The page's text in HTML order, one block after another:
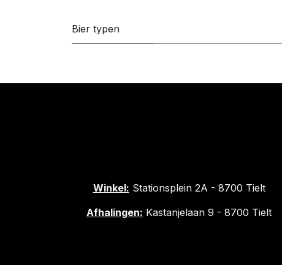
Bier typen
Winkel: Stationsplein 2A - 8700 Tielt
Afhalingen: Kastanjelaan 9 - 8700 Tielt